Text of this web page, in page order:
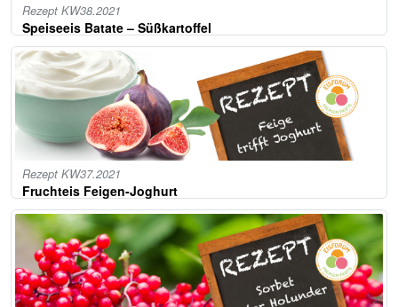
Rezept KW38.2021
Speiseeis Batate – Süßkartoffel
Rezept KW37.2021
Fruchteis Feigen-Joghurt